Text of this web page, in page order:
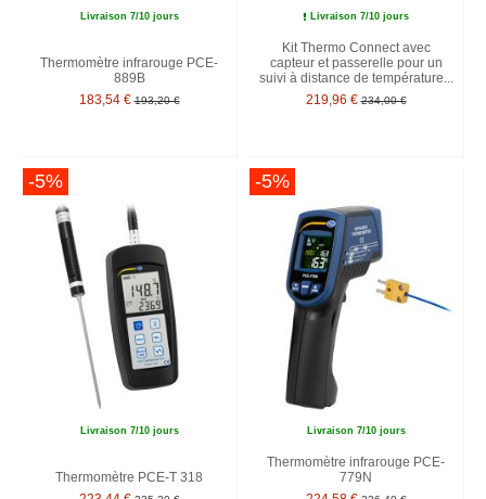
Livraison 7/10 jours
Thermomètre infrarouge PCE-
889B
183,54 € 193,20 €
Livraison 7/10 jours
Kit Thermo Connect avec
capteur et passerelle pour un
suivi à distance de température...
219,96 € 234,00 €
-5%
Livraison 7/10 jours
Thermomètre PCE-T 318
-5%
Livraison 7/10 jours
Thermomètre infrarouge PCE-
779N